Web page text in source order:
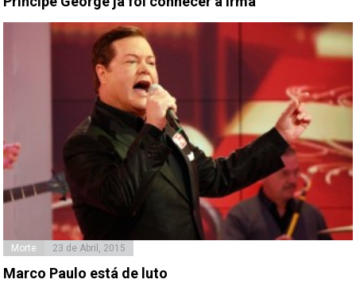
Morte 23 de Abril, 2015
Marco Paulo está de luto